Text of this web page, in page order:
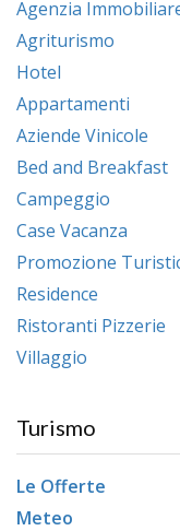
Agenzia
Agriturismo
Hotel
Appartamenti
Aziende Vinicole
Bed and Breakfast
Campeggio
Case Vacanza
Promozione
Residence
Ristoranti Pizzerie
Villaggio
Turismo
Le Offerte
Meteo